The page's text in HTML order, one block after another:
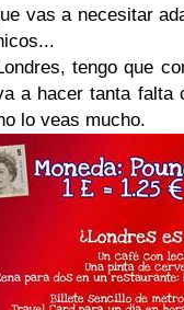
vas a necesitar
tengo que
a hacer tanta falta
lo veas mucho.